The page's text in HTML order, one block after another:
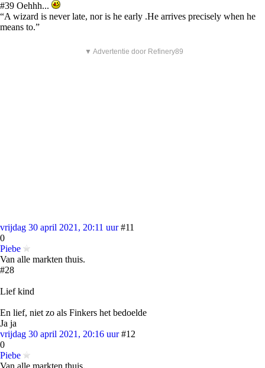
#39 Oehhh...
“A wizard is never late, nor is he early .He arrives precisely when he
means to.”
▼ Advertentie door Refinery89
vrijdag 30 april 2021, 20:11 uur #11
0
Piebe
Van alle markten thuis.
#28
Lief kind
En lief, niet zo als Finkers het bedoelde
Ja ja
vrijdag 30 april 2021, 20:16 uur #12
0
Piebe
Van alle markten thuis.